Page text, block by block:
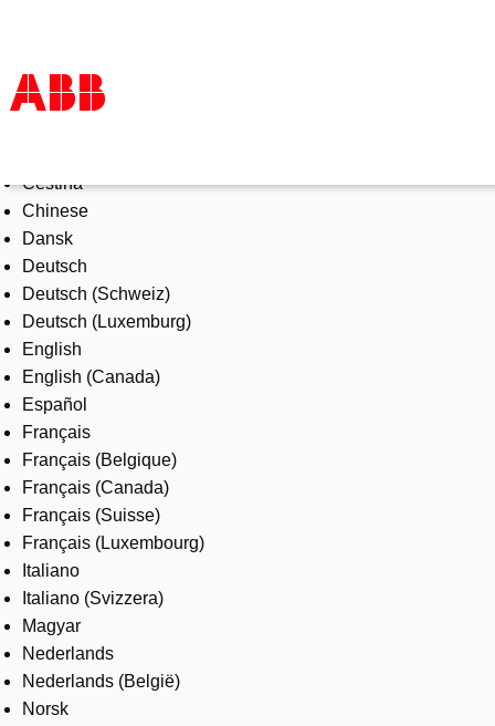
Products & Solutions
Industries
Services
About us
Where to buy
Contact us
Careers
Čeština
Chinese
Dansk
Deutsch
Deutsch (Schweiz)
Deutsch (Luxemburg)
English
English (Canada)
Español
Français
Français (Belgique)
Français (Canada)
Français (Suisse)
Français (Luxembourg)
Italiano
Italiano (Svizzera)
Magyar
Nederlands
Nederlands (België)
Norsk